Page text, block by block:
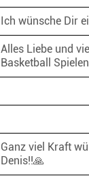
Ich wünsche Dir
Alles Liebe und
Basketball
Ganz viel Kraft
Denis!!🙏